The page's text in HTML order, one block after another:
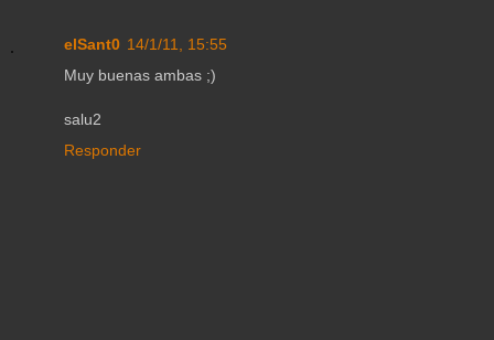
elSant0 14/1/11, 15:55
Muy buenas ambas ;)
salu2
Responder